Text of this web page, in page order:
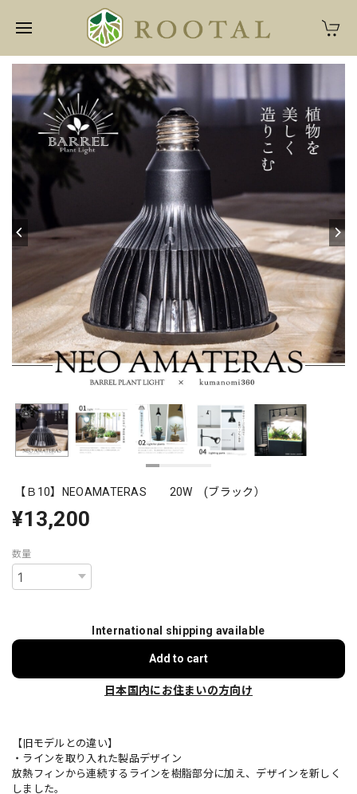
【Ｂ10】NEOAMATERAS 20W (ブラック）
¥13,200
数量
International shipping available
Add to cart
日本国内にお住まいの方向け
【旧モデルとの違い】
・ラインを取り入れた製品デザイン
放熱フィンから連続するラインを樹脂部分に加え、デザインを新しく
しました。